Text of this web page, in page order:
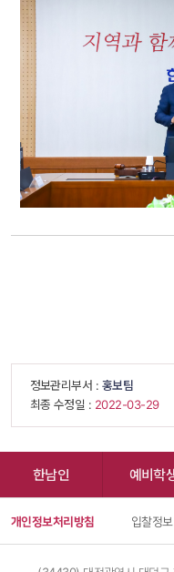
정보관리부서 : 홍보팀
최종 수정일 : 2022-03-29
한남인 예비학
개인정보처리방침 입찰정보